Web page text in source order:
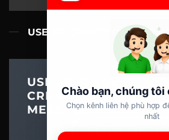
USE TO CREATE CALL TO
USE MESSAGE BOXES
CREATE CALL TO
MESSAGES
CLICK ME
Chào bạn, chúng tôi
Chọn kênh liên hệ phù hợp
nhất